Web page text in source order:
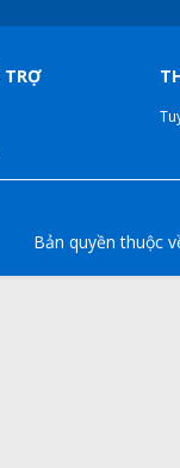
TRỢ
Bản quyền thuộc